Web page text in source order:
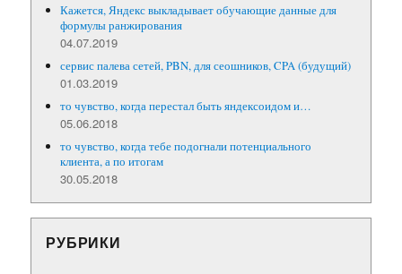
Кажется, Яндекс выкладывает обучающие данные для
формулы ранжирования
04.07.2019
сервис палева сетей, PBN, для сеошников, CPA (будущий)
01.03.2019
то чувство, когда перестал быть яндексоидом и…
05.06.2018
то чувство, когда тебе подогнали потенциального
клиента, а по итогам
30.05.2018
РУБРИКИ